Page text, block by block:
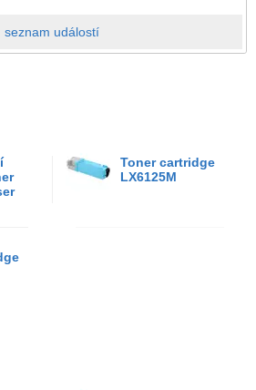
seznam událostí
Toner cartridge
LX6125M